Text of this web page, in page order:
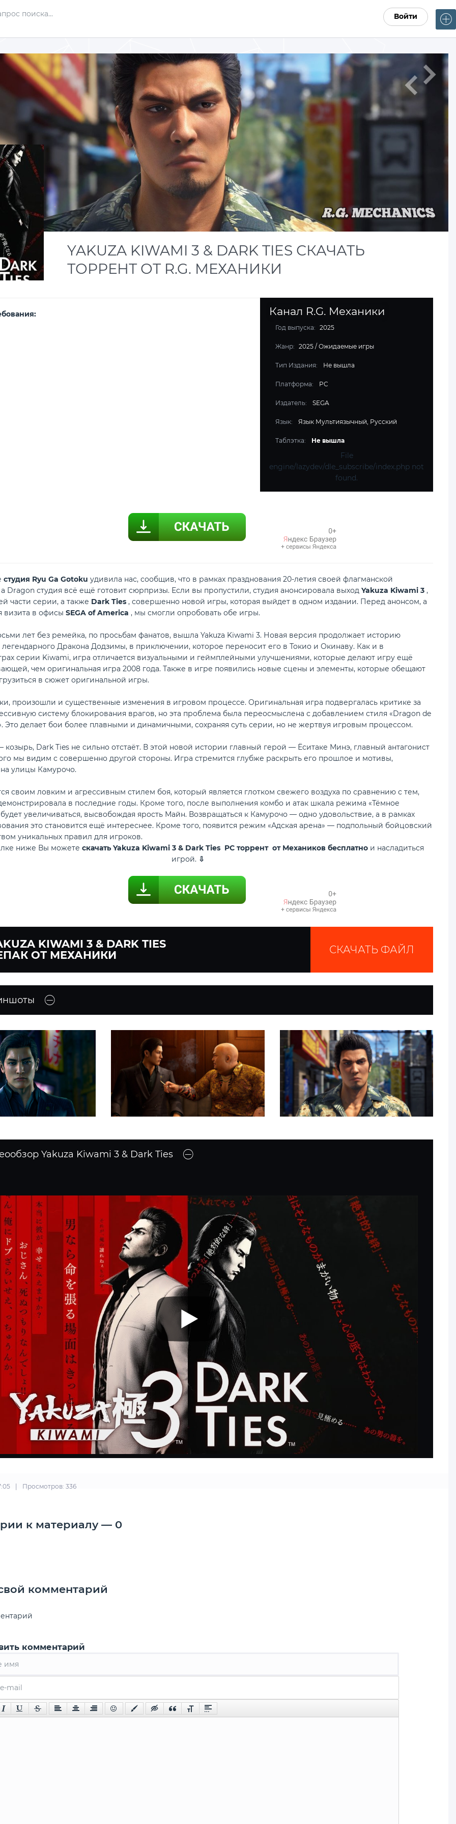
Войти
YAKUZA KIWAMI 3 & DARK TIES СКАЧАТЬ
ТОРРЕНТ ОТ R.G. МЕХАНИКИ
Канал R.G. Механики
Год выпуска: 2025
Жанр: 2025 /Ожидаемые игры
Тип Издания: Не вышла
Платформа: PC
Издатель: SEGA
Язык: Язык Мультиязычный, Русский
Таблэтка: Не вышла
File
engine/lazydev/dle_subscribe/index.php not
found.
студия Ryu Ga Gotoku удивила нас, сообщив, что в рамках празднования 20-летия своей флагманской
Dragon студия всё ещё готовит сюрпризы. Если вы пропустили, студия анонсировала выход Yakuza Kiwami 3 ,
части серии, а также Dark Ties , совершенно новой игры, которая выйдет в одном издании. Перед анонсом, а
визита в офисы SEGA of America , мы смогли опробовать обе игры.
лет без ремейка, по просьбам фанатов, вышла Yakuza Kiwami 3. Новая версия продолжает историю
Дракона Додзимы, в приключении, которое переносит его в Токио и Окинаву. Как и в
серии Kiwami, игра отличается визуальными и геймплейными улучшениями, которые делают игру ещё
чем оригинальная игра 2008 года. Также в игре появились новые сцены и элементы, которые обещают
в сюжет оригинальной игры.
произошли и существенные изменения в игровом процессе. Оригинальная игра подвергалась критике за
систему блокирования врагов, но эта проблема была переосмыслена с добавлением стиля «Dragon de
Это делает бои более плавными и динамичными, сохраняя суть серии, но не жертвуя игровым процессом.
козырь, Dark Ties не сильно отстаёт. В этой новой истории главный герой — Ёситаке Минэ, главный антагонист
мы видим с совершенно другой стороны. Игра стремится глубже раскрыть его прошлое и мотивы,
улицы Камурочо.
своим ловким и агрессивным стилем боя, который является глотком свежего воздуха по сравнению с тем,
в последние годы. Кроме того, после выполнения комбо и атак шкала режима «Тёмное
увеличиваться, высвобождая ярость Майн. Возвращаться к Камурочо — одно удовольствие, а в рамках
это становится ещё интереснее. Кроме того, появится режим «Адская арена» — подпольный бойцовский
уникальных правил для игроков.
ниже Вы можете скачать Yakuza Kiwami 3 & Dark Ties PC торрент от Механиков бесплатно и насладиться
игрой. ⇩
KIWAMI 3 & DARK TIES
ОТ МЕХАНИКИ
СКАЧАТЬ ФАЙЛ
Yakuza Kiwami 3 & Dark Ties
Просмотров: 336
к материалу — 0
комментарий
комментарий